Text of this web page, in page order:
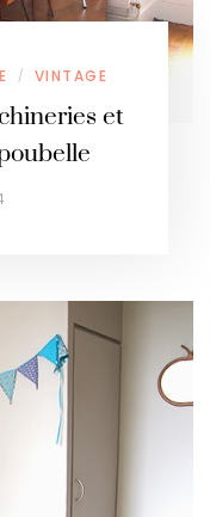
/ VINTAGE
et